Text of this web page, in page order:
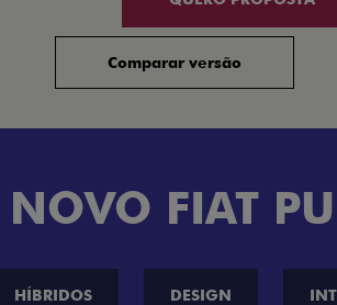
Comparar versão
FIAT
HÍBRIDOS DESIGN